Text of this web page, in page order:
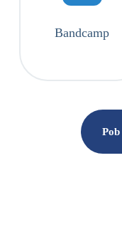
Bandcamp